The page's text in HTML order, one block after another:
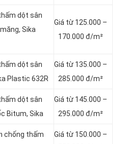
dột sân
Sika
Giá từ 125.000 –
170.000 đ/m²
dột sân
Plastic 632R
Giá từ 135.000 –
285.000 đ/m²
dột sân
Bitum, Sika
Giá từ 145.000 –
295.000 đ/m²
chống thấm
Giá từ 150.000 –